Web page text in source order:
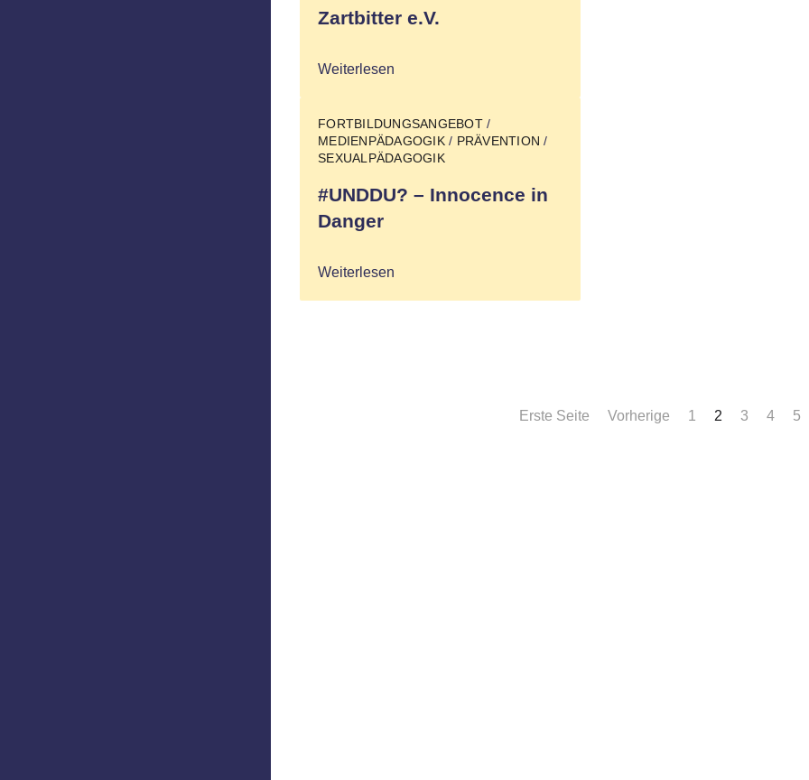
Zartbitter e.V.
Weiterlesen
FORTBILDUNGSANGEBOT/
MEDIENPÄDAGOGIK/ PRÄVENTION /
SEXUALPÄDAGOGIK
#UNDDU? – Innocence in
Danger
Weiterlesen
Erste Seite Vorherige 1 2 3 4 5